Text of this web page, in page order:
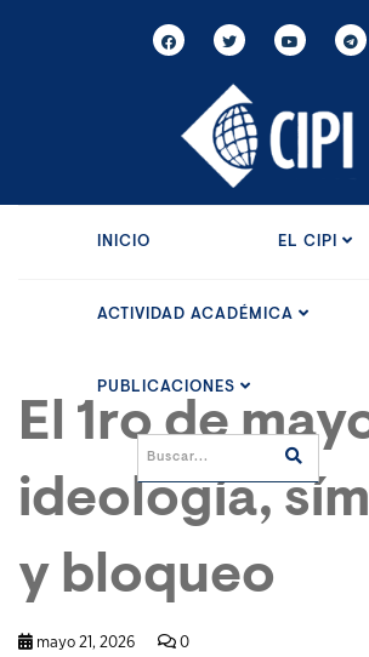
INICIO EL CIPI
ACTIVIDAD ACADÉMICA
PUBLICACIONES
El 1ro de
ideología,
y bloqueo
mayo 21, 2026 0